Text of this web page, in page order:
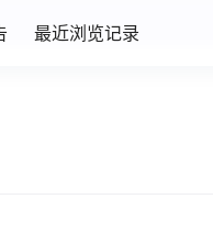
最近浏览记录